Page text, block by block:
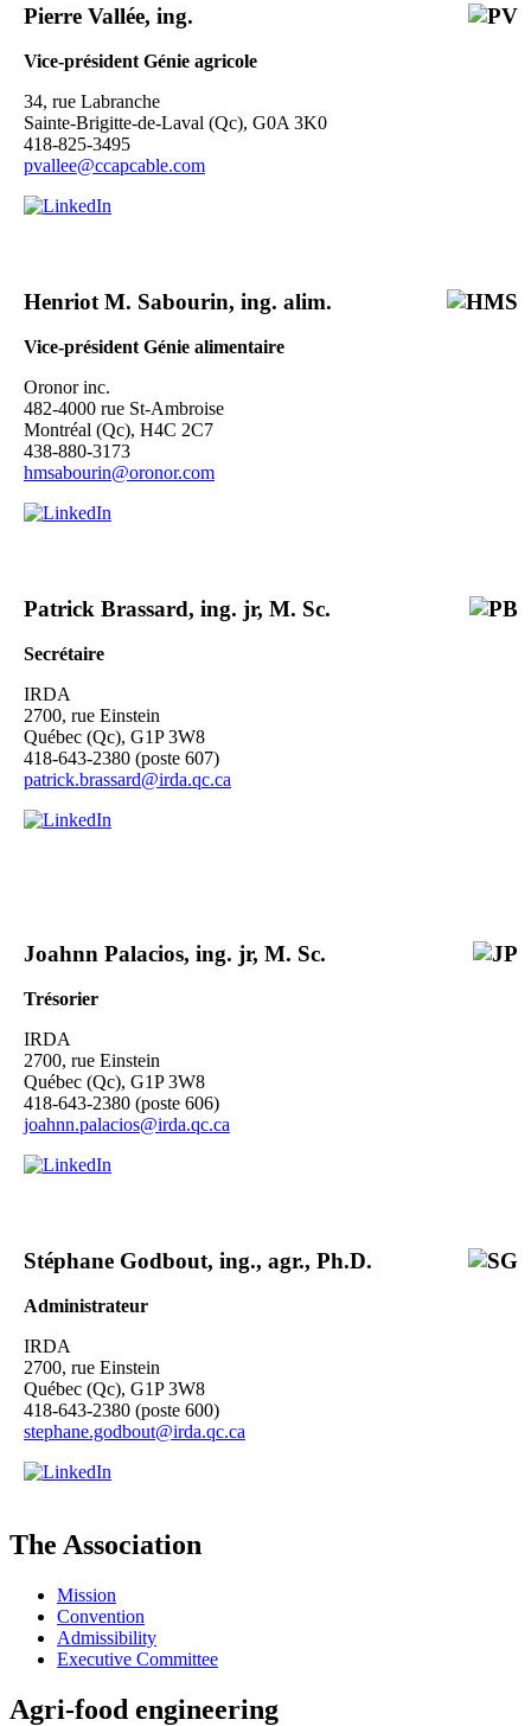
Pierre Vallée, ing.
Vice-président Génie agricole
34, rue Labranche
Sainte-Brigitte-de-Laval (Qc), G0A 3K0
418-825-3495
pvallee@ccapcable.com
Henriot M. Sabourin, ing. alim.
Vice-président Génie alimentaire
Oronor inc.
482-4000 rue St-Ambroise
Montréal (Qc), H4C 2C7
438-880-3173
hmsabourin@oronor.com
Patrick Brassard, ing. jr, M. Sc.
Secrétaire
IRDA
2700, rue Einstein
Québec (Qc), G1P 3W8
418-643-2380 (poste 607)
patrick.brassard@irda.qc.ca
Joahnn Palacios, ing. jr, M. Sc.
Trésorier
IRDA
2700, rue Einstein
Québec (Qc), G1P 3W8
418-643-2380 (poste 606)
joahnn.palacios@irda.qc.ca
Stéphane Godbout, ing., agr., Ph.D.
Administrateur
IRDA
2700, rue Einstein
Québec (Qc), G1P 3W8
418-643-2380 (poste 600)
stephane.godbout@irda.qc.ca
The Association
Mission
Convention
Admissibility
Executive Committee
Agri-food engineering